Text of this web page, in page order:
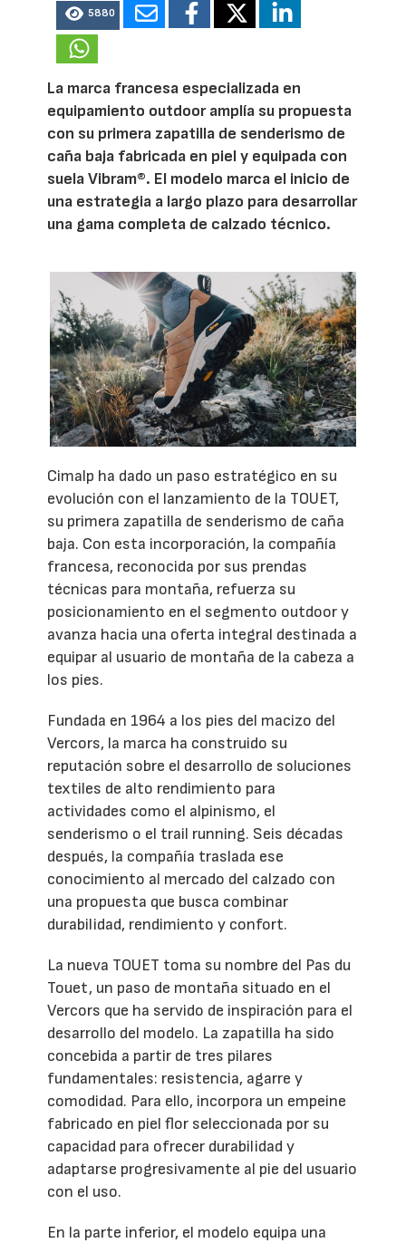
5880
La marca francesa especializada en
equipamiento outdoor amplía su propuesta
con su primera zapatilla de senderismo de
caña baja fabricada en piel y equipada con
suela Vibram®. El modelo marca el inicio de
una estrategia a largo plazo para desarrollar
una gama completa de calzado técnico.
Cimalp ha dado un paso estratégico en su
evolución con el lanzamiento de la TOUET,
su primera zapatilla de senderismo de caña
baja. Con esta incorporación, la compañía
francesa, reconocida por sus prendas
técnicas para montaña, refuerza su
posicionamiento en el segmento outdoor y
avanza hacia una oferta integral destinada a
equipar al usuario de montaña de la cabeza a
los pies.
Fundada en 1964 a los pies del macizo del
Vercors, la marca ha construido su
reputación sobre el desarrollo de soluciones
textiles de alto rendimiento para
actividades como el alpinismo, el
senderismo o el trail running. Seis décadas
después, la compañía traslada ese
conocimiento al mercado del calzado con
una propuesta que busca combinar
durabilidad, rendimiento y confort.
La nueva TOUET toma su nombre del Pas du
Touet, un paso de montaña situado en el
Vercors que ha servido de inspiración para el
desarrollo del modelo. La zapatilla ha sido
concebida a partir de tres pilares
fundamentales: resistencia, agarre y
comodidad. Para ello, incorpora un empeine
fabricado en piel flor seleccionada por su
capacidad para ofrecer durabilidad y
adaptarse progresivamente al pie del usuario
con el uso.
En la parte inferior, el modelo equipa una